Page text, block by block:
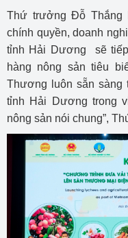
Thứ trưởng Đỗ
chính quyền, doanh
tỉnh Hải Dương sẽ
hàng nông sản tiêu
Thương luôn sẵn sàng
tỉnh Hải Dương trong
nông sản nói chung”,